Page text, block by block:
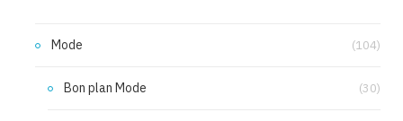
Mode (104)
Bon plan Mode (30)